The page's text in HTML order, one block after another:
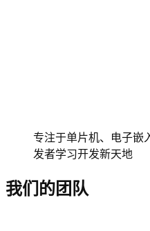
专注于单片机、电子嵌
发者学习开发新天地
我们的团队